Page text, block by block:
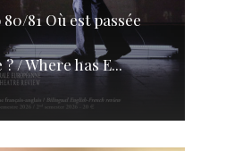
81 Où est passée
? / Where has E...